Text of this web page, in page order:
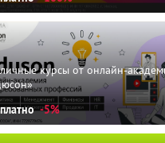
курсы от онлайн-
-5%